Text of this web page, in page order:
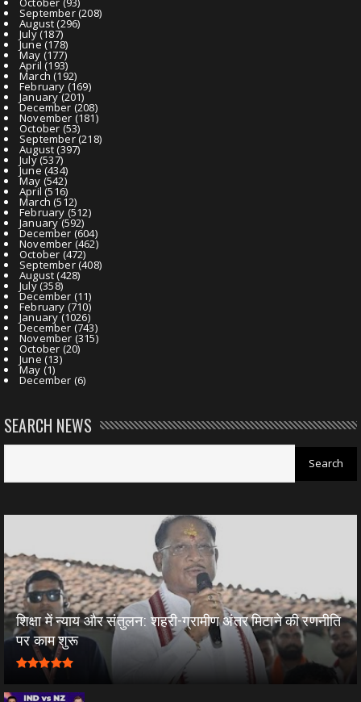
September(208)
August(296)
July(187)
June(178)
May (177)
April (193)
March (192)
February (169)
January(201)
December (208)
November (181)
October (53)
September(218)
August(397)
July(537)
June(434)
May (542)
April (516)
March (512)
February (512)
January(592)
December (604)
November (462)
October (472)
September(408)
August(428)
July(358)
December (11)
February (710)
January(1026)
December (743)
November (315)
October (20)
June (13)
May (1)
December (6)
SEARCH NEWS
शिक्षा में न्याय और संतुलन: शहरी-ग्रामीण अंतर मिटाने की रणनीति
पर काम शुरू